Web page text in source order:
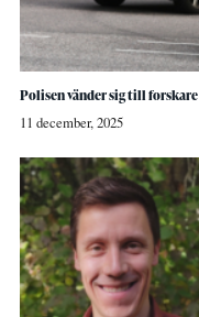
Polisen vänder sig till
11 december, 2025